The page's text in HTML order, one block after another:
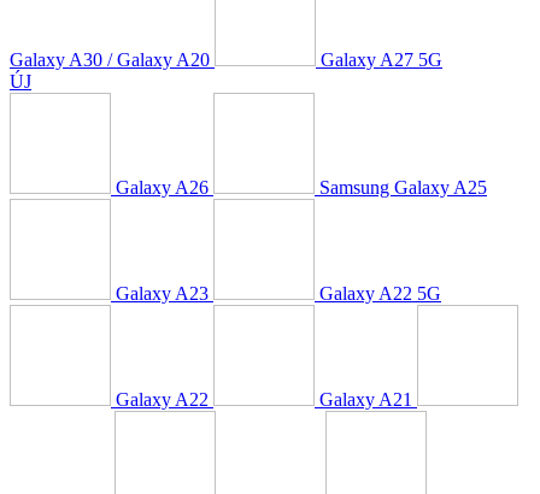
Galaxy A30 / Galaxy A20
Galaxy A27 5G
ÚJ
Galaxy A26 Samsung Galaxy A25
Galaxy A23 Galaxy A22 5G
Galaxy A22 Galaxy A21